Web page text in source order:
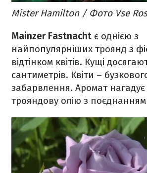
Mister Hamilton / Фото Vse
Mainzer Fastnacht є однією з
найпопулярніших троянд з
відтінком квітів. Кущі
сантиметрів. Квіти –
забарвлення. Аромат нагадує
трояндову олію з